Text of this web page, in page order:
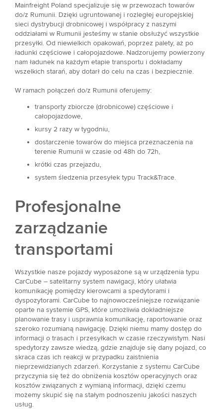
Mainfreight Poland specjalizuje się w przewozach towarów
do/z Rumunii. Dzięki ugruntowanej i rozległej europejskiej
sieci dystrybucji drobnicowej i współpracy z naszymi
oddziałami w Rumunii jesteśmy w stanie obsłużyć wszystkie
przesyłki. Od niewielkich opakowań, poprzez palety, aż po
ładunki częściowe i całopojazdowe. Nadzorujemy powierzony
nam ładunek na każdym etapie transportu i dokładamy
wszelkich starań, aby dotarł do celu na czas i bezpiecznie.
W ramach połączeń do/z Rumunii oferujemy:
transporty zbiorcze (drobnicowe) częściowe i
całopojazdowe,
kursy 2 razy w tygodniu,
dostarczenie towarów do miejsca przeznaczenia na
terenie Rumunii w czasie od 48h do 72h,
krótki czas przejazdu,
system śledzenia przesyłek typu Track&Trace.
Profesjonalne
zarządzanie
transportami
Wszystkie nasze pojazdy wyposażone są w urządzenia typu
CarCube – satelitarny system nawigacji, który ułatwia
komunikację pomiędzy kierowcami a spedytorami i
dyspozytorami. CarCube to najnowocześniejsze rozwiązanie
oparte na systemie GPS, które umożliwia dokładniejsze
planowanie trasy i usprawnia komunikację, raportowanie oraz
szeroko rozumianą nawigację. Dzięki niemu mamy dostęp do
informacji o trasach i przesyłkach w czasie rzeczywistym. Nasi
spedytorzy zawsze wiedzą, gdzie znajduje się dany pojazd, co
skraca czas ich reakcji w przypadku zaistnienia
nieprzewidzianych zdarzeń. Korzystanie z systemu CarCube
przyczynia się też do obniżenia kosztów operacyjnych oraz
kosztów związanych z wymianą informacji, dzięki czemu
możemy skupić się na stałym podnoszeniu jakości naszych
usług.